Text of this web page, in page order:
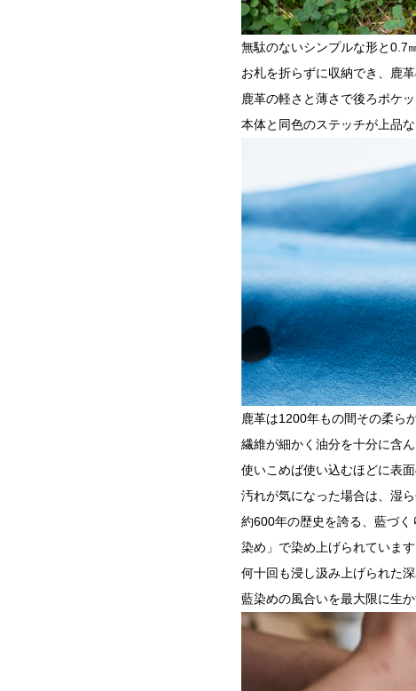
無駄のないシンプルな形と0.7
お札を折らずに収納でき、鹿
鹿革の軽さと薄さで後ろポケ
本体と同色のステッチが上品
鹿革は1200年もの間その柔ら
繊維が細かく油分を十分に含
使いこめば使い込むほどに表
汚れが気になった場合は、湿
約600年の歴史を誇る、藍づ
染め」で染め上げられています
何十回も浸し汲み上げられた
藍染めの風合いを最大限に生